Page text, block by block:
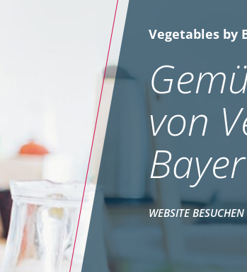
Vegetables by
von
Bayer
WEBSITE BESUCHEN